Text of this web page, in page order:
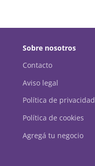
Sobre nosotros
Contacto
Aviso legal
Política de privacidad
Política de cookies
Agregá tu negocio